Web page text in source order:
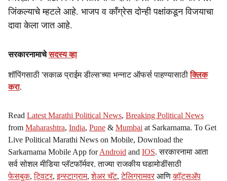
जिंकल्याचे म्हटले आहे. भाजप व काँग्रेस दोन्ही पक्षांकडून विजयाचा
दावा केला जात आहे.
सरकारनामाचेसदस्य व्हा
शॉपिंगसाठी 'सकाळ प्राईम डील्स'च्या भन्नाट ऑफर्स पाहण्यासाठीक्लिक
करा.
Read Latest Marathi Political News, Breaking Political News
from Maharashtra, India, Pune & Mumbai at Sarkarnama. To Get
Live Political Marathi News on Mobile, Download the
Sarkarnama Mobile App forAndroid and IOS. सरकारनामा आता
सर्व सोशल मीडिया प्लॅटफॉर्मवर. ताज्या राजकीय घडामोडींसाठी
फेसबुक,ट्विटर,इन्स्टाग्राम,शेअर चॅट,टेलिग्रामवर आणिव्हॉट्सॲप